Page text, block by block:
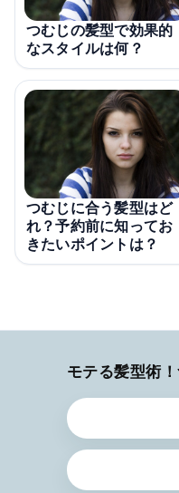
つむじの髪型で効果的
なスタイルは何？
つむじに合う髪型はど
れ？予約前に知ってお
きたいポイントは？